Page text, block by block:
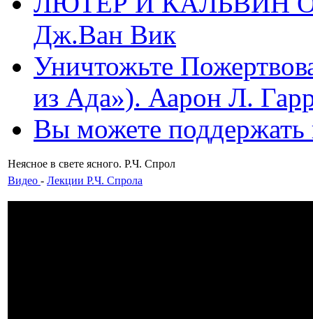
Дж.Ван Вик
Уничтожьте
из Ада»). Аарон Л.
Вы можете
Неясное в свете ясного. Р.Ч. Спрол
Видео - Лекции Р.Ч. Спрола